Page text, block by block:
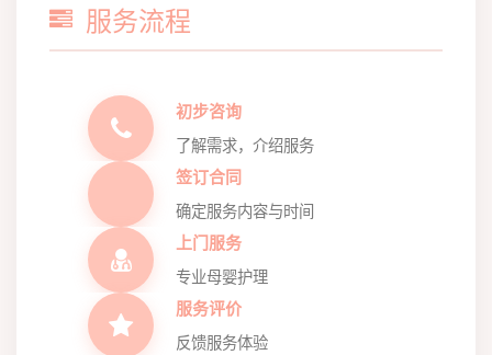
服务流程
初步咨询
了解需求，介绍服务
签订合同
确定服务内容与时间
上门服务
专业母婴护理
服务评价
反馈服务体验